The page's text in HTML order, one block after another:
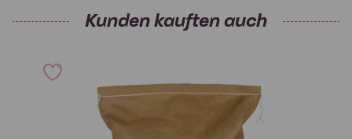
Kunden kauften auch